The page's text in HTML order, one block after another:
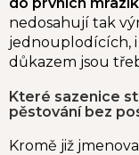
nedosahují tak
jednouplodících, i
důkazem jsou
Které sazenice
pěstování bez
Kromě již